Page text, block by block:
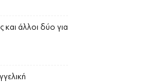
άλλοι δύο για